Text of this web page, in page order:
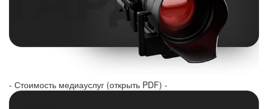
- Стоимость медиауслуг (открыть PDF) -